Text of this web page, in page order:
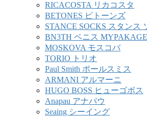
RICACOSTA リカコスタ
BETONES ビトーンズ
STANCE SOCKS スタンス
BN3TH ベニス
MOSKOVA モスコバ
TORIO トリオ
Paul Smith ポールスミス
ARMANI アルマーニ
HUGO BOSS ヒューゴボス
Anapau アナパウ
Seaing シーイング